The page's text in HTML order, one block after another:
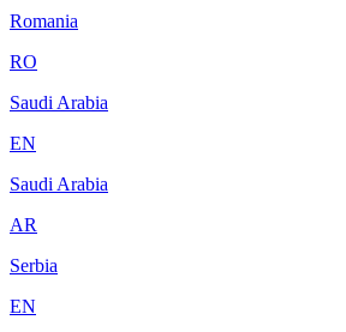
Romania
RO
Saudi Arabia
EN
Saudi Arabia
AR
Serbia
EN